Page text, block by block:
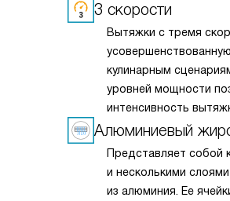
3 скорости
Вытяжки с тремя
кулинарным
уровней мощности
интенсивность
нужд — будь то
Алюминиевый
Представляет собой
и несколькими
из алюминия. Ее